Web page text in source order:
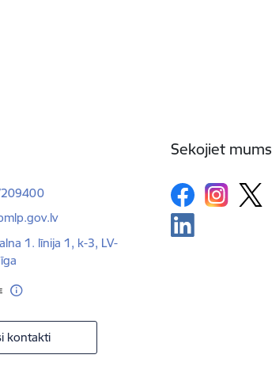
1. līnija 1, k-3, LV-
kontakti
Sekojiet mums